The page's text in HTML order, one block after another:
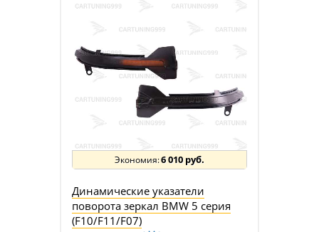
6 010 руб.
Динамические указатели
поворота зеркал BMW 5 серия
(F10/F11/F07)